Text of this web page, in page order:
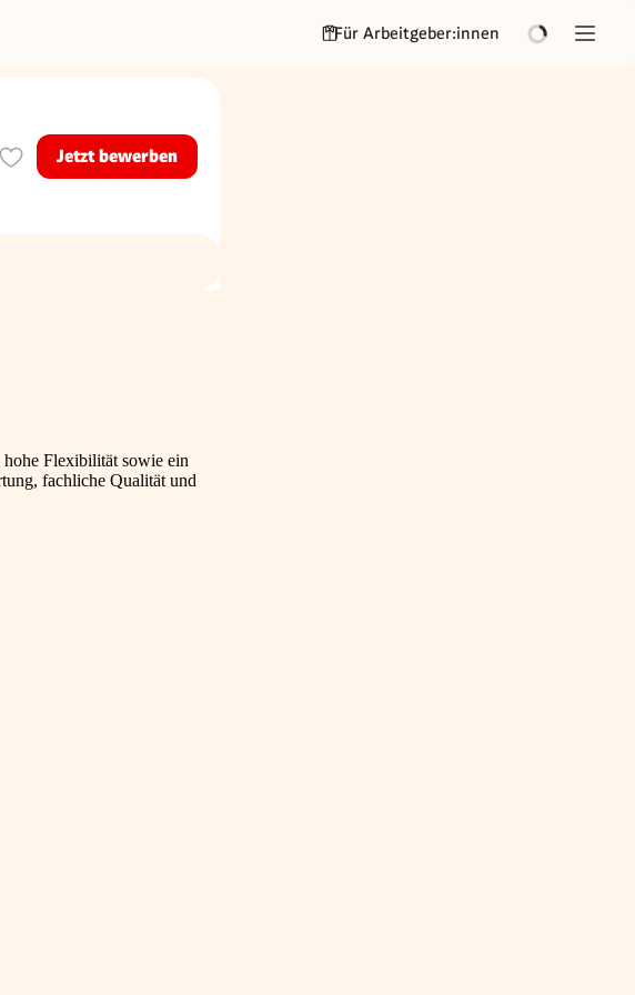
Für Arbeitgeber:innen
Inserat
Jetzt bewerben
hohe Flexibilität sowie ein
fachliche Qualität und